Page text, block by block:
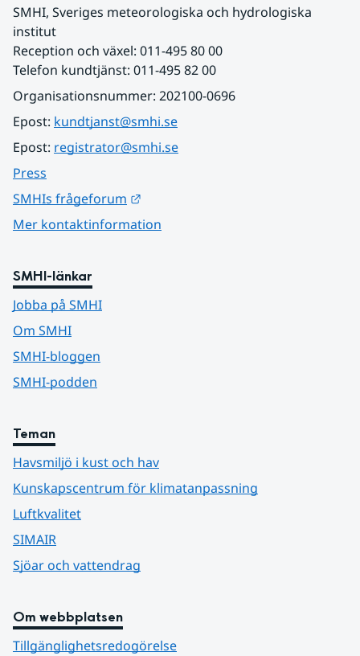
SMHI, Sveriges meteorologiska och hydrologiska
institut
Reception och växel: 011-495 80 00
Telefon kundtjänst: 011-495 82 00
Organisationsnummer: 202100-0696
Epost: kundtjanst@smhi.se
Epost: registrator@smhi.se
Press
SMHIs frågeforum
Mer kontaktinformation
SMHI-länkar
Jobba på SMHI
Om SMHI
SMHI-bloggen
SMHI-podden
Teman
Havsmiljö i kust och hav
Kunskapscentrum för klimatanpassning
Luftkvalitet
SIMAIR
Sjöar och vattendrag
Om webbplatsen
Tillgänglighetsredogörelse